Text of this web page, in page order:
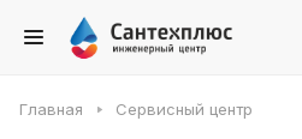
Главная Сервисный центр